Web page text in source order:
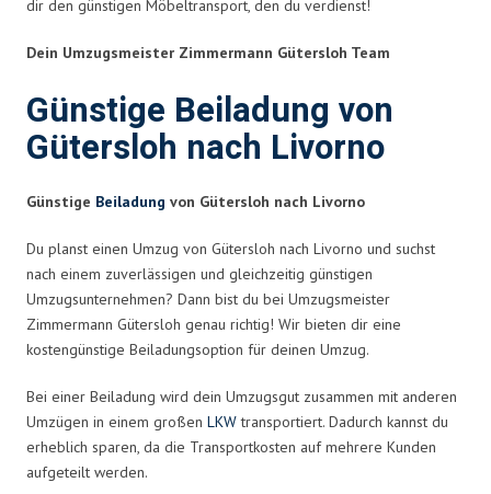
dir den günstigen Möbeltransport, den du verdienst!
Dein Umzugsmeister Zimmermann Gütersloh Team
Günstige Beiladung von
Gütersloh nach Livorno
Günstige Beiladung von Gütersloh nach Livorno
Du planst einen Umzug von Gütersloh nach Livorno und suchst
nach einem zuverlässigen und gleichzeitig günstigen
Umzugsunternehmen? Dann bist du bei Umzugsmeister
Zimmermann Gütersloh genau richtig! Wir bieten dir eine
kostengünstige Beiladungsoption für deinen Umzug.
Bei einer Beiladung wird dein Umzugsgut zusammen mit anderen
Umzügen in einem großen LKWtransportiert. Dadurch kannst du
erheblich sparen, da die Transportkosten auf mehrere Kunden
aufgeteilt werden.